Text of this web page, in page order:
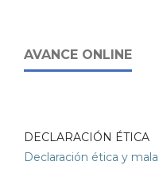
AVANCE ONLINE
DECLARACIÓN ÉTICA
Declaración ética y